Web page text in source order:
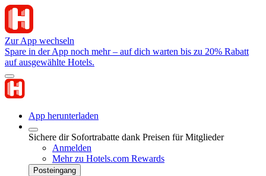
Zur App wechseln
Spare in der App noch mehr – auf dich warten bis zu 20% Rabatt
auf ausgewählte Hotels.
App herunterladen
Sichere dir Sofortrabatte dank Preisen für Mitglieder
Anmelden
Mehr zu Hotels.com Rewards
Posteingang